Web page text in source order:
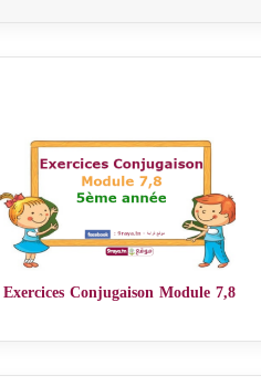
Exercices Conjugaison Module 7,8